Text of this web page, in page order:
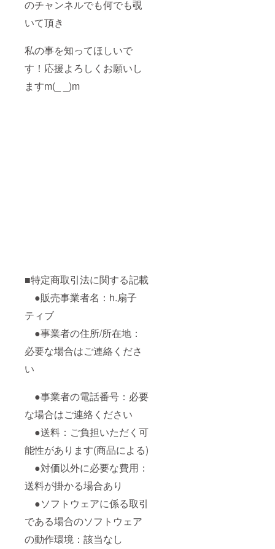
のチャンネルでも何でも覗
いて頂き
私の事を知ってほしいで
す！応援よろしくお願いし
ますm(_ _)m
■特定商取引法に関する記載
●販売事業者名：h.扇子
ティブ
●事業者の住所/所在地：
必要な場合はご連絡くださ
い
●事業者の電話番号：必要
な場合はご連絡ください
●送料：ご負担いただく可
能性があります(商品による)
●対価以外に必要な費用：
送料が掛かる場合あり
●ソフトウェアに係る取引
である場合のソフトウェア
の動作環境：該当なし